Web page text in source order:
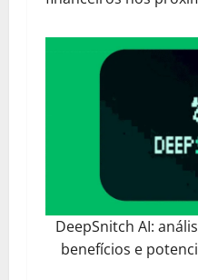
DeepSnitch AI:
benefícios e